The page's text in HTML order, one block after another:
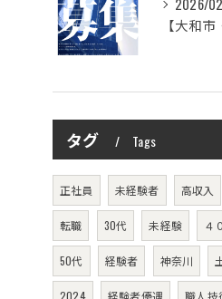
2026/
タグ Tags
正社員 未経験者 高収入
転職 30代 未経験 ４
50代 経験者 神奈川